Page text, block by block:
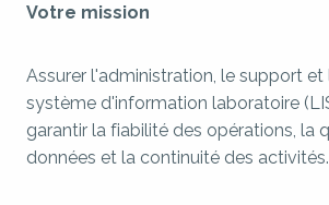
Votre mission
Assurer l'administration, le support
système d'information laboratoire
garantir la fiabilité des opérations, la
données et la continuité des activités.